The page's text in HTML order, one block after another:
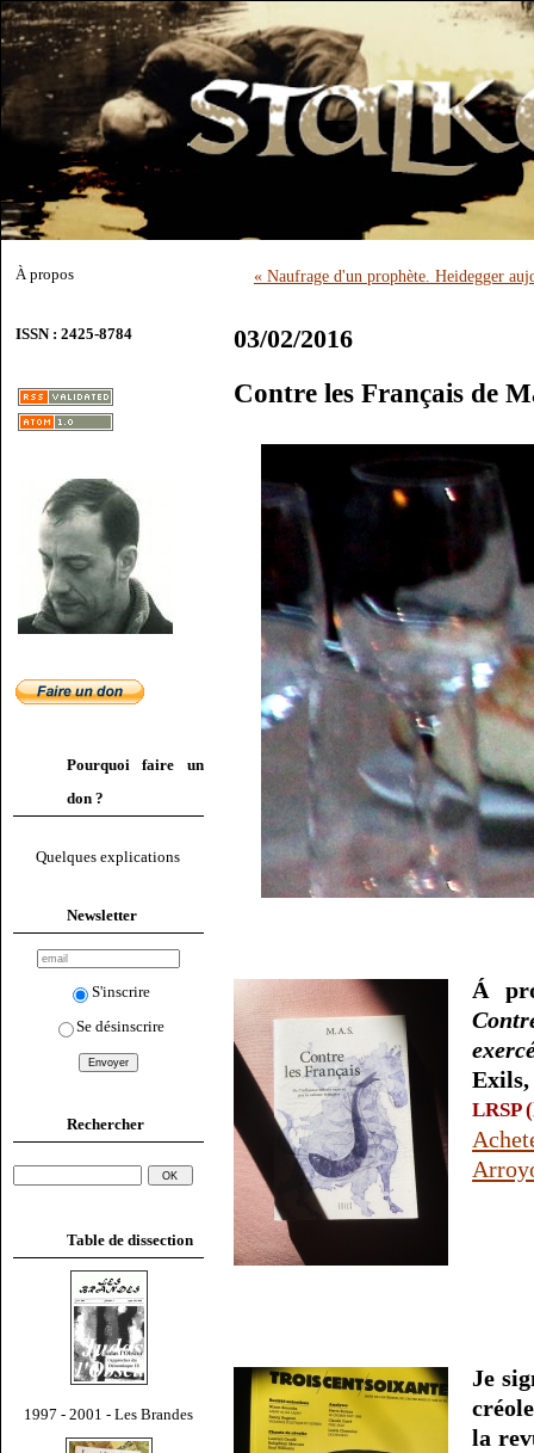
À propos
ISSN : 2425-8784
Pourquoi faire un
don ?
Quelques explications
Newsletter
S'inscrire
Se désinscrire
Rechercher
Table de dissection
1997 - 2001 - Les Brandes
« Naufrage d'un prophète. Heidegger
03/02/2016
Contre les Français de
Á
Exils,
LRSP
Je
la